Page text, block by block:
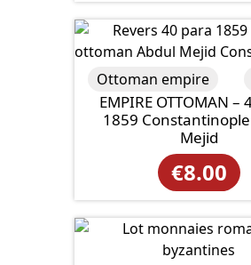
EMPIRE OTTOMAN –
1859
Mejid
€8.00
Ottoman empire